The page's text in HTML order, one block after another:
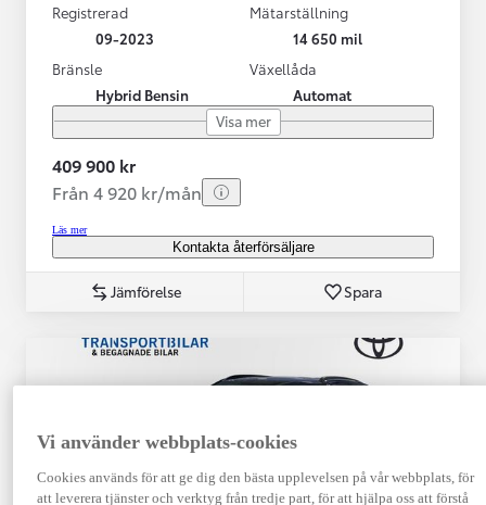
Registrerad
09-2023
Mätarställning
14 650 mil
Bränsle
Hybrid Bensin
Växellåda
Automat
Visa mer
409 900 kr
Från 4 920 kr/mån
Läs mer
Kontakta återförsäljare
Jämförelse Spara
Vi använder webbplats-cookies
Cookies används för att ge dig den bästa upplevelsen på vår webbplats, för
att leverera tjänster och verktyg från tredje part, för att hjälpa oss att förstå